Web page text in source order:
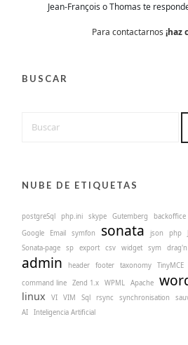
Jean-François o Thomas te
Para contactarnos ¡haz
BUSCAR
NUBE DE ETIQUETAS
postgreSql php.ini skype Gutemberg backoffice
Google
Email symfon sonata json php
Sonata-page
sp export csv widget sym
admin header footer taxonomy TinyMCE
command line Zend 1.x WPML Apache
linux
VI VIM Sql rsync synchronisation
AI
Inteligencia Artificial